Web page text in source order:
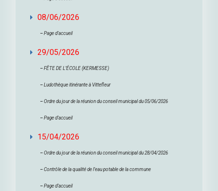
08/06/2026
–Page d’accueil
29/05/2026
–FÊTE DE L’ÉCOLE (KERMESSE)
–Ludothèque itinérante à Vittefleur
–Ordre du jour de la réunion du conseil municipal du 05/06/2026
–Page d’accueil
15/04/2026
–Ordre du jour de la réunion du conseil municipal du 28/04/2026
–Contrôle de la qualité de l’eau potable de la commune
–Page d’accueil